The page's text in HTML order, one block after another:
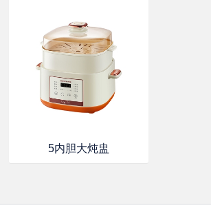
5内胆大炖盅